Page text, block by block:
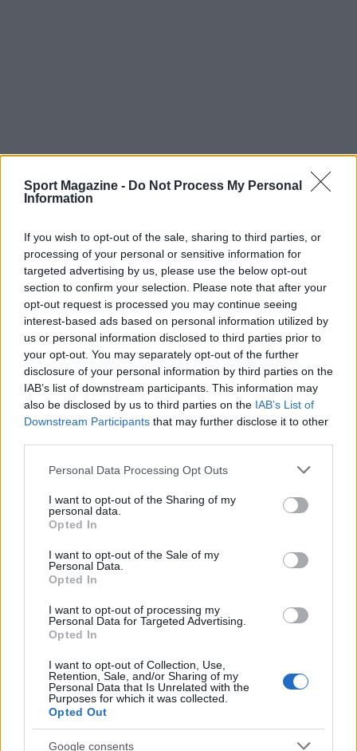
Sport Magazine - Do Not Process My Personal
Information
If you wish to opt-out of the sale, sharing to third parties, or
processing of your personal or sensitive information for
targeted advertising by us, please use the below opt-out
section to confirm your selection. Please note that after your
opt-out request is processed you may continue seeing
interest-based ads based on personal information utilized by
us or personal information disclosed to third parties prior to
your opt-out. You may separately opt-out of the further
disclosure of your personal information by third parties on the
IAB’s list of downstream participants. This information may
also be disclosed by us to third parties on the IAB’s List of
Downstream Participants that may further disclose it to other
Please note that this website/app uses one or more Google
not limited to your visit or usage behaviour. You may click to
grant or deny consent to Google and its third-party tags to
use your data for below specified purposes in below Google
consent section.
Personal Data Processing Opt Outs
I want to opt-out of the Sharing of my
personal data.
Opted In
I want to opt-out of the Sale of my
Personal Data.
Opted In
I want to opt-out of processing my
Personal Data for Targeted Advertising.
Opted In
I want to opt-out of Collection, Use,
Retention, Sale, and/or Sharing of my
Personal Data that Is Unrelated with the
Purposes for which it was collected.
Opted Out
Google consents
AUTORE
Andrea Conforti
Andrea Conforti, 46enne torinese dal look
casual e naturale, è un analista tattico che
trasforma dati e clip in racconti social. Ricorda
quando annotò la rimonta al box stampa dello
Stadio Olimpico Grande Torino: da
quell'appunto nacque la sua linea editoriale,
che propugna spiegazioni visive per il tifoso
critico. Dettaglio unico: una stagione
allenatore under15 al Chieri e ciclista urbano.